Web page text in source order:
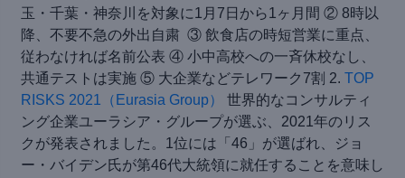
玉・千葉・神奈川を対象に1月7日から1ヶ月間 ② 8時以
降、不要不急の外出自粛 ③ 飲食店の時短営業に重点、
従わなければ名前公表 ④ 小中高校への一斉休校なし、
共通テストは実施 ⑤ 大企業などテレワーク7割 2. TOP
RISKS 2021（Eurasia Group）
世界的なコンサルティ
ング企業ユーラシア・グループが選ぶ、2021年のリス
クが発表されました。1位には「46」が選ばれ、ジョ
ー・バイデン氏が第46代大統領に就任することを意味し